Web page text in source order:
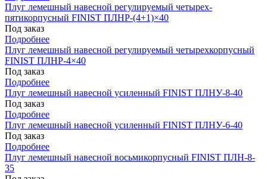
Плуг лемешный навесной регулируемый четырех-
пятикорпусный FINIST ПЛНР-(4+1)×40
Под заказ
Подробнее
Плуг лемешный навесной регулируемый четырехкорпусный
FINIST ПЛНР-4×40
Под заказ
Подробнее
Плуг лемешный навесной усиленный FINIST ПЛНУ-8-40
Под заказ
Подробнее
Плуг лемешный навесной усиленный FINIST ПЛНУ-6-40
Под заказ
Подробнее
Плуг лемешный навесной восьмикорпусный FINIST ПЛН-8-
35